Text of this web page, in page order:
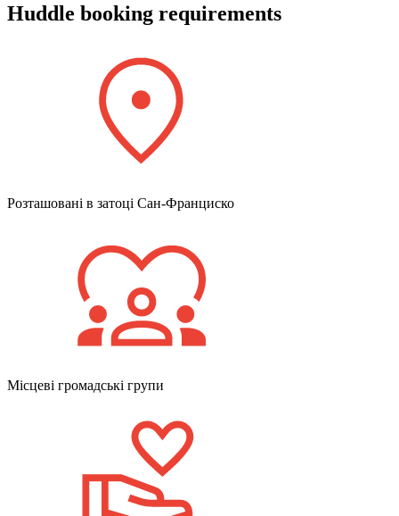
Huddle booking requirements
Розташовані в затоці Сан-Франциско
Місцеві громадські групи